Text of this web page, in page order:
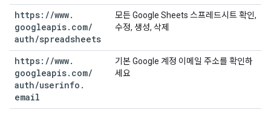
https: //www.
googleapis. com/
auth/spreadsheets
모든 Google Sheets 스프레드시트 확인,
수정, 생성, 삭제
https: //www.
googleapis. com/
auth/userinfo .
email
기본 Google 계정 이메일 주소를 확인하
세요